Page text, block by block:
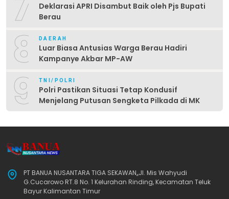
Deklarasi APRI Disambut Baik oleh Pjs Bupati
Berau
8 DAERAH
Luar Biasa Antusias Warga Berau Hadiri
Kampanye Akbar MP-AW
9 TNI/POLRI
Polri Pastikan Situasi Tetap Kondusif
Menjelang Putusan Sengketa Pilkada di MK
PT BANUA NUSANTARA TIGA SEKAWAN,,Jl. Mis Wahyudi
G.Cucarowo RT.8 No. 1 Kelurahan Rinding, Kecamatan Teluk
Bayur Kalimantan Timur